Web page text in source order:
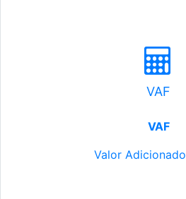
VAF
VAF
Valor